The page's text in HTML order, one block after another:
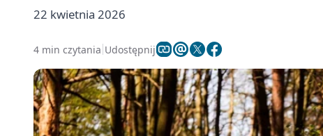
22 kwietnia 2026
4 min czytania Udostępnij